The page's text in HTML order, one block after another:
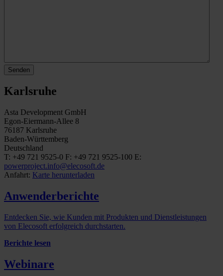
Senden
Karlsruhe
Asta Development GmbH
Egon-Eiermann-Allee 8
76187 Karlsruhe
Baden-Württemberg
Deutschland
T: +49 721 9525-0 F: +49 721 9525-100 E:
powerproject.info@elecosoft.de
Anfahrt: Karte herunterladen
Anwenderberichte
Entdecken Sie, wie Kunden mit Produkten und Dienstleistungen
von Elecosoft erfolgreich durchstarten.
Berichte lesen
Webinare